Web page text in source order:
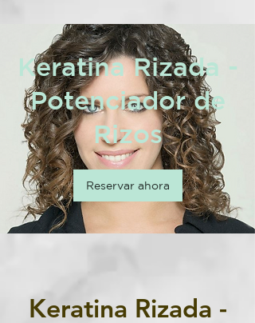
Keratina Rizada -
Potenciador de
Rizos
Reservar ahora
Keratina Rizada -